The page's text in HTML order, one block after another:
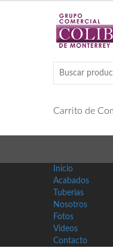
Carrito de
Inicio
Acabados
Tuberias
Nosotros
Fotos
Videos
Contacto